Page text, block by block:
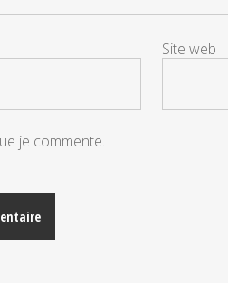
Site web
je commente.